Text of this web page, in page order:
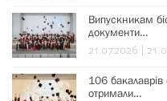
Випускникам
документи…
21.07.2026 |
106 бакалаврів
отримали…